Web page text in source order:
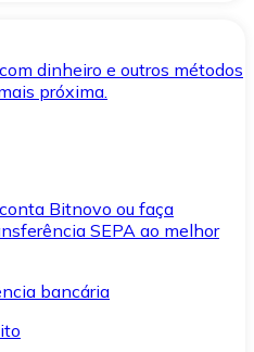
dinheiro e outros métodos
próxima.
Bitnovo ou faça
SEPA ao melhor
bancária